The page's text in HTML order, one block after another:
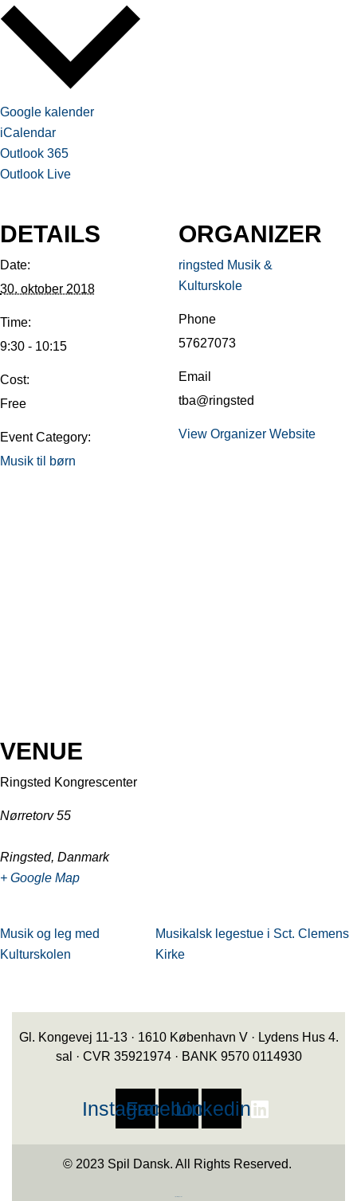
Google kalender
iCalendar
Outlook 365
Outlook Live
DETAILS
Date:
30. oktober 2018
Time:
9:30 - 10:15
Cost:
Free
Event Category:
Musik til børn
ORGANIZER
ringsted Musik &
Kulturskole
Phone
57627073
Email
tba@ringsted
View Organizer Website
VENUE
Ringsted Kongrescenter
Nørretorv 55
Ringsted, Danmark
+ Google Map
Musik og leg med
Kulturskolen
Musikalsk legestue i Sct. Clemens
Kirke
Gl. Kongevej 11-13 · 1610 København V · Lydens Hus 4.
sal · CVR 35921974 · BANK 9570 0114930
InstagramFacebookLinkedin
© 2023 Spil Dansk. All Rights Reserved.